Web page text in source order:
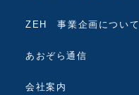
ZEH 事業企画について
あおぞら通信
会社案内